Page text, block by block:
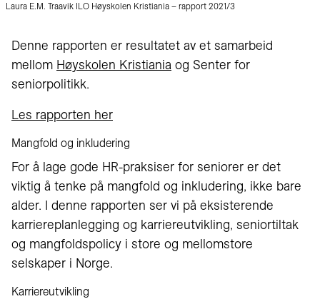
Laura E.M. Traavik ILO Høyskolen Kristiania – rapport 2021/3
Denne rapporten er resultatet av et samarbeid
mellom Høyskolen Kristiania og Senter for
seniorpolitikk.
Les rapporten her
Mangfold og inkludering
For å lage gode HR-praksiser for seniorer er det
viktig å tenke på mangfold og inkludering, ikke bare
alder. I denne rapporten ser vi på eksisterende
karriereplanlegging og karriereutvikling, seniortiltak
og mangfoldspolicy i store og mellomstore
selskaper i Norge.
Karriereutvikling